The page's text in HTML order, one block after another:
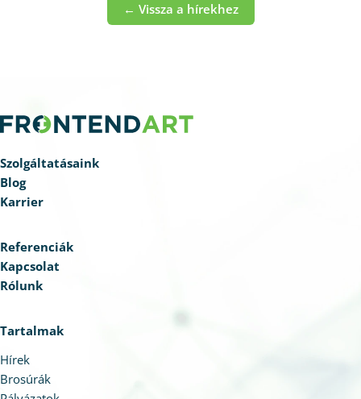
← Vissza a hírekhez
Szolgáltatásaink
Blog
Karrier
Referenciák
Kapcsolat
Rólunk
Tartalmak
Hírek
Brosúrák